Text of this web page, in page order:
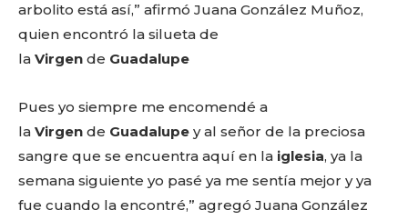
arbolito está así,” afirmó Juana González Muñoz,
quien encontró la silueta de
la Virgen de Guadalupe
Pues yo siempre me encomendé a
la Virgen de Guadalupe y al señor de la preciosa
sangre que se encuentra aquí en la iglesia, ya la
semana siguiente yo pasé ya me sentía mejor y ya
fue cuando la encontré,” agregó Juana González